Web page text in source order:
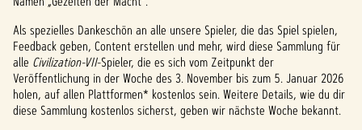
Als spezielles Dankeschön an alle unsere Spieler, die das Spiel spielen,
Feedback geben, Content erstellen und mehr, wird diese Sammlung für
alle Civilization-VII-Spieler, die es sich vom Zeitpunkt der
Veröffentlichung in der Woche des 3. November bis zum 5. Januar 2026
holen, auf allen Plattformen* kostenlos sein. Weitere Details, wie du dir
diese Sammlung kostenlos sicherst, geben wir nächste Woche bekannt.